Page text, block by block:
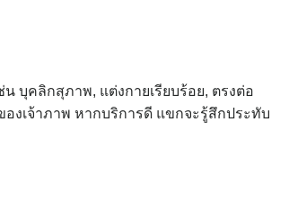
บุคลิกสุภาพ, แต่งกายเรียบร้อย, ตรงต่อ
งเจ้าภาพ หากบริการดี แขกจะรู้สึกประทับ